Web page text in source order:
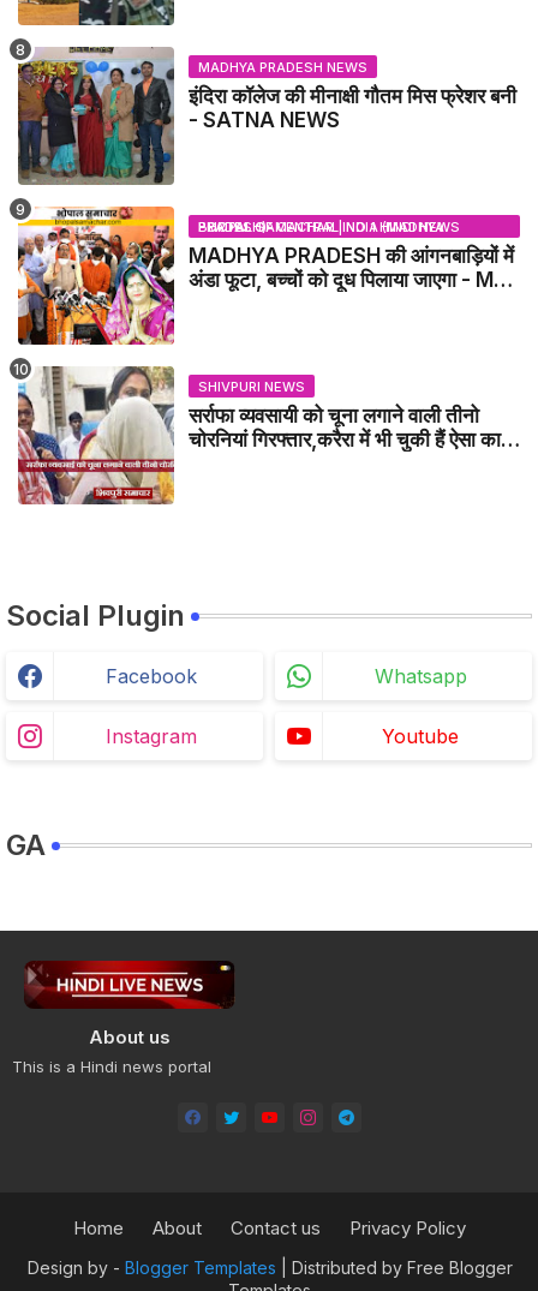
MADHYA PRADESH NEWS
इंदिरा कॉलेज की मीनाक्षी गौतम मिस फ्रेशर बनी
- SATNA NEWS
BHOPAL SAMACHAR | NO 1 HINDI NEWS PORTAL OF CENTRAL INDIA (MADHYA PRADESH)
MADHYA PRADESH की आंगनबाड़ियों में
अंडा फूटा, बच्चों को दूध पिलाया जाएगा - MP
SHIVPURI NEWS
सर्राफा व्यवसायी को चूना लगाने वाली तीनो
चोरनियां गिरफ्तार,करैरा में भी चुकी हैं ऐसा काण्ड
Social Plugin
Facebook Whatsapp
Instagram Youtube
GA
About us
This is a Hindi news portal
Design by - Blogger Templates | Distributed by Free Blogger
Home About Contact us Privacy Policy